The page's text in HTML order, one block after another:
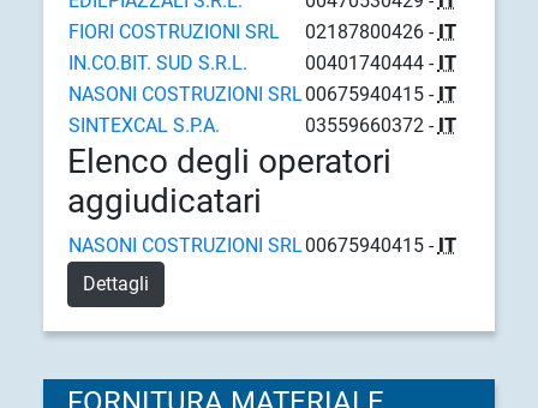
FIORI COSTRUZIONI SRL
02187800426 - IT
IN.CO.BIT. SUD S.R.L.
00401740444 - IT
NASONI COSTRUZIONI SRL 00675940415 - IT
SINTEXCAL S.P.A.
03559660372 - IT
Elenco degli operatori
aggiudicatari
NASONI COSTRUZIONI SRL 00675940415 - IT
Dettagli